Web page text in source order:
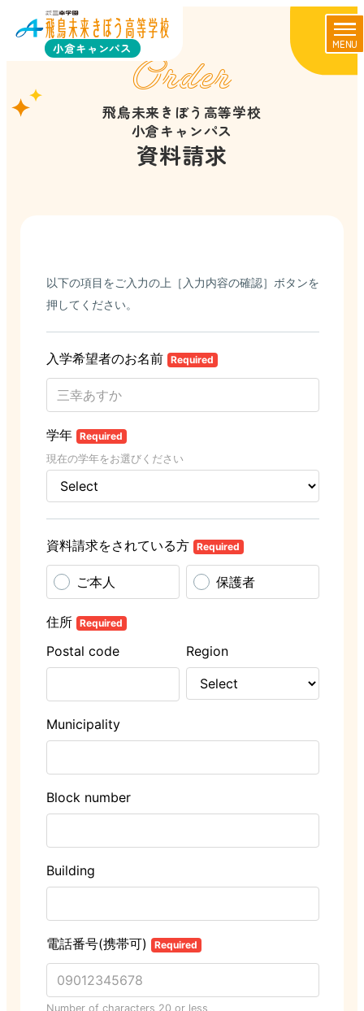
小倉キャンパス MENU
Order
飛鳥未来きぼう高等学校
小倉キャンパス
資料請求